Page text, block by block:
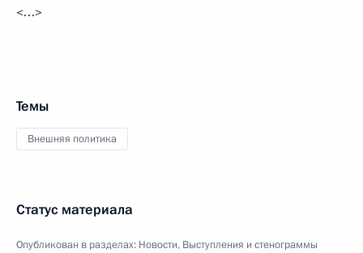
<…>
Темы
Внешняя политика
Статус материала
Опубликован в разделах: Новости, Выступления и стенограммы